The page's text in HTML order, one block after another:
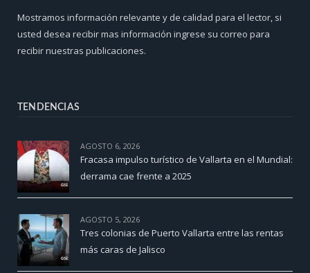
Mostramos información relevante y de calidad para el lector, si
usted desea recibir mas información ingrese su correo para
recibir nuestras publicaciones.
TENDENCIAS
AGOSTO 6, 2026
Fracasa impulso turístico de Vallarta en el Mundial:
derrama cae frente a 2025
AGOSTO 5, 2026
Tres colonias de Puerto Vallarta entre las rentas
más caras de Jalisco